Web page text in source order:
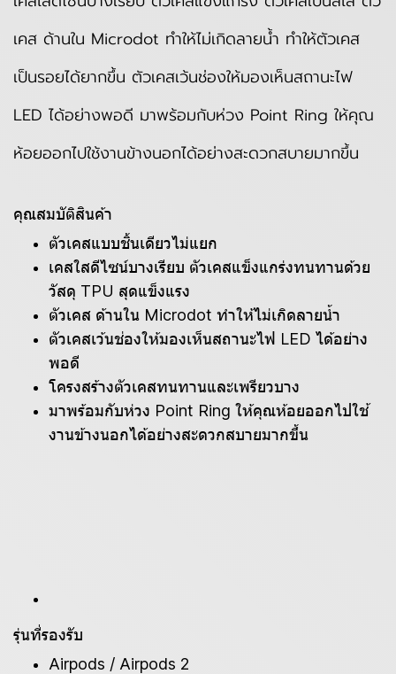
เคส ด้านใน Microdot ทำให้ไม่เกิดลายน้ำ ทำให้ตัวเคส
เป็นรอยได้ยากขึ้น ตัวเคสเว้นช่องให้มองเห็นสถานะไฟ
LED ได้อย่างพอดี มาพร้อมกับห่วง Point Ring ให้คุณ
ห้อยออกไปใช้งานข้างนอกได้อย่างสะดวกสบายมากขึ้น
คุณสมบัติสินค้า
ตัวเคสแบบชิ้นเดียวไม่แยก
เคสใสดีไซน์บางเรียบ ตัวเคสแข็งแกร่งทนทานด้วย
วัสดุ TPU สุดแข็งแรง
ตัวเคส ด้านใน Microdot ทำให้ไม่เกิดลายน้ำ
ตัวเคสเว้นช่องให้มองเห็นสถานะไฟ LED ได้อย่าง
พอดี
โครงสร้างตัวเคสทนทานและเพรียวบาง
มาพร้อมกับห่วง Point Ring ให้คุณห้อยออกไปใช้
งานข้างนอกได้อย่างสะดวกสบายมากขึ้น
รุ่นที่รองรับ
Airpods / Airpods 2